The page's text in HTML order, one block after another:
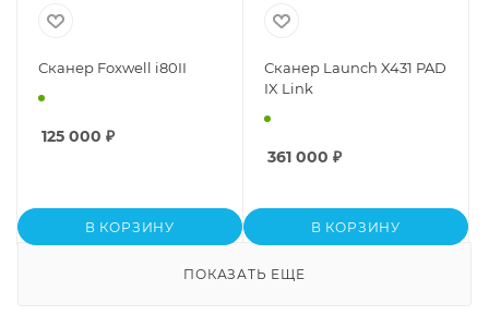
Сканер Foxwell i80II
125 000 ₽
В КОРЗИНУ
Сканер Launch X431 PAD
IX Link
361 000 ₽
В КОРЗИНУ
ПОКАЗАТЬ ЕЩЕ